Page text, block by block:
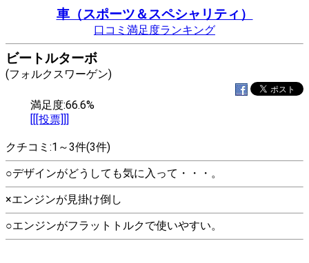
車（スポーツ＆スペシャリティ）
口コミ満足度ランキング
ビートルターボ
(フォルクスワーゲン)
満足度:66.6%
[[[投票]]]
クチコミ:1～3件(3件)
○デザインがどうしても気に入って・・・。
×エンジンが見掛け倒し
○エンジンがフラットトルクで使いやすい。